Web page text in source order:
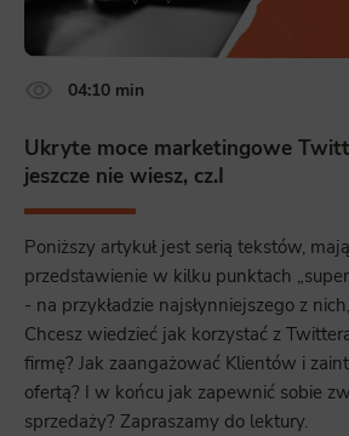
04:10 min
Ukryte moce marketingowe
jeszcze nie wiesz, cz.I
Poniższy artykuł jest serią tekstów,
przedstawienie w kilku punktach
- na przykładzie najsłynniejszego z
Chcesz wiedzieć jak korzystać z
firmę? Jak zaangażować Klientów i
ofertą? I w końcu jak zapewnić sobie
sprzedaży? Zapraszamy do lektury.